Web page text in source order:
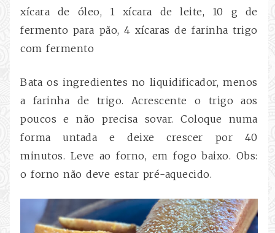
xícara de óleo, 1 xícara de leite, 10 g de
fermento para pão,4 xícaras de farinha trigo
com fermento
Bata os ingredientes no liquidificador, menos
a farinha de trigo. Acrescente o trigo aos
poucos e não precisa sovar. Coloque numa
forma untada e deixe crescer por 40
minutos. Leve ao forno, em fogo baixo. Obs:
o forno não deve estar pré-aquecido.